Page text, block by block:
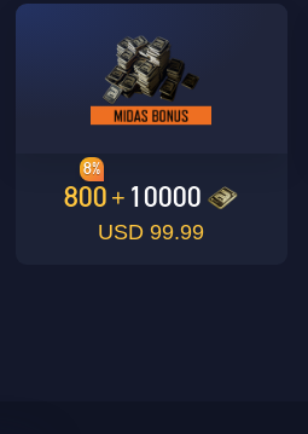
10000
+
800
8%
99.99 USD